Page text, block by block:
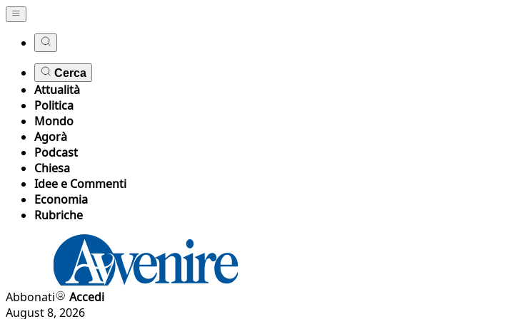
Cerca
Attualità
Politica
Mondo
Agorà
Podcast
Chiesa
Idee e Commenti
Economia
Rubriche
Abbonati
Accedi
August 8, 2026